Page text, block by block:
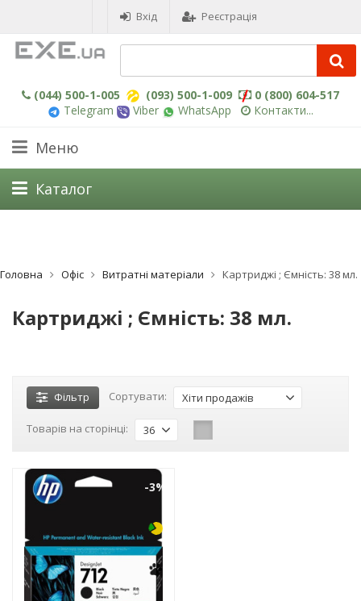
Вхід Реєстрація
(044) 500-1-005 (093) 500-1-009
0 (800) 604-517
Telegram
Viber WhatsApp Контакти...
Меню
Каталог
Головна Офіс Витратні матеріали Картриджі ; Ємність: 38 мл.
Картриджі ; Ємність: 38 мл.
Фільтр Сортувати: Хіти продажів
Товарів на сторінці: 36
-3%